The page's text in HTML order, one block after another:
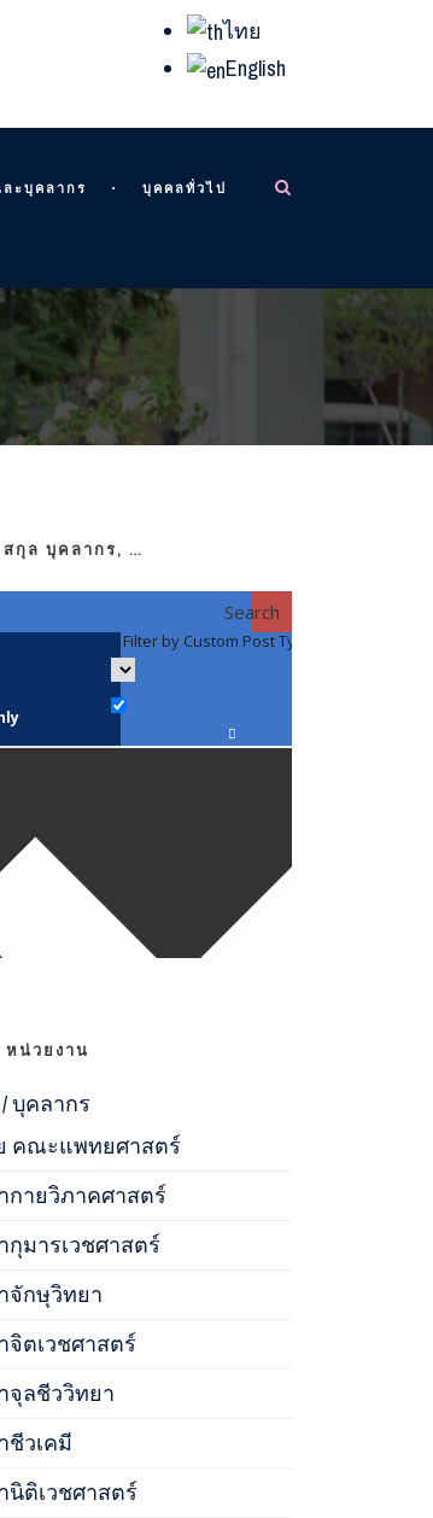
ไทย
English
ละบุคลากร บุคคลทั่วไป
กุล บุคลากร, …
Search
Filter by Custom Post Type
น่วยงาน
บุคลากร
คณะแพทยศาสตร์
กายวิภาคศาสตร์
กุมารเวชศาสตร์
จักษุวิทยา
จิตเวชศาสตร์
จุลชีววิทยา
ชีวเคมี
นิติเวชศาสตร์